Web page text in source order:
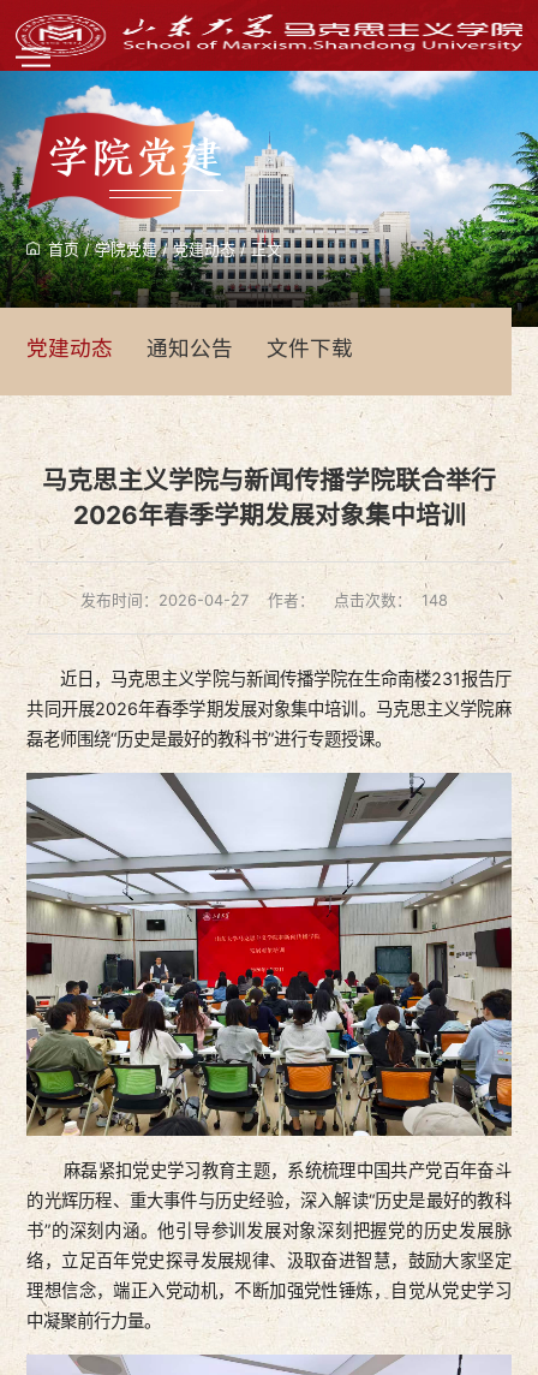
学院党建
首页/学院党建/党建动态 /正文
党建动态 通知公告 文件下载
马克思主义学院与新闻传播学院联合举行
2026年春季学期发展对象集中培训
发布时间：2026-04-27 作者： 点击次数： 148
近日，马克思主义学院与新闻传播学院在生命南楼231报告厅
共同开展2026年春季学期发展对象集中培训。马克思主义学院麻
磊老师围绕“历史是最好的教科书”进行专题授课。
麻磊紧扣党史学习教育主题，系统梳理中国共产党百年奋斗
的光辉历程、重大事件与历史经验，深入解读“历史是最好的教科
书”的深刻内涵。他引导参训发展对象深刻把握党的历史发展脉
络，立足百年党史探寻发展规律、汲取奋进智慧，鼓励大家坚定
理想信念，端正入党动机，不断加强党性锤炼，自觉从党史学习
中凝聚前行力量。